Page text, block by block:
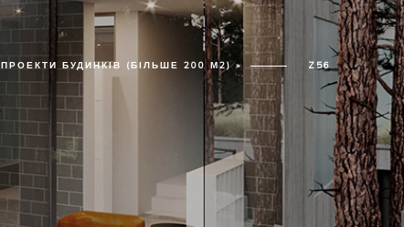
ПРОЕКТИ БУДИНКІВ (БІЛЬШЕ 200 М2) » Z56